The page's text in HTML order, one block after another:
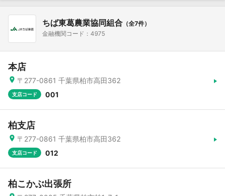
ちば東葛農業協同組合 （全7件）
金融機関コード：4975
本店
〒277-0861 千葉県柏市高田362
支店コード 001
柏支店
〒277-0861 千葉県柏市高田362
支店コード 012
柏こかぶ出張所